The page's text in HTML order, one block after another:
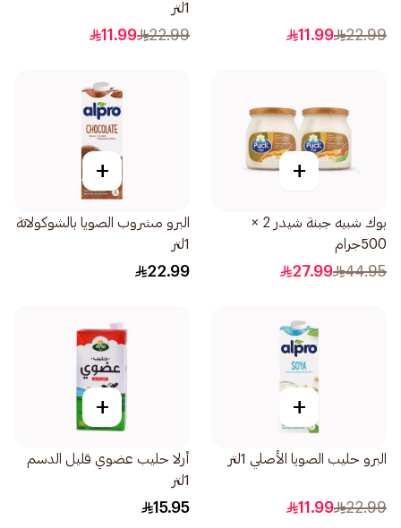
22.99
11.99
1لتر
22.99
11.99
+
بوك شبيه جبنة شيدر 2 ×
500جرام
44.95
27.99
+
البرو مشروب الصويا بالشوكولاتة
1لتر
22.99
+
البرو حليب الصويا الأصلي 1لتر
22.99
11.99
+
أرلا حليب عضوي قليل الدسم
1لتر
15.95